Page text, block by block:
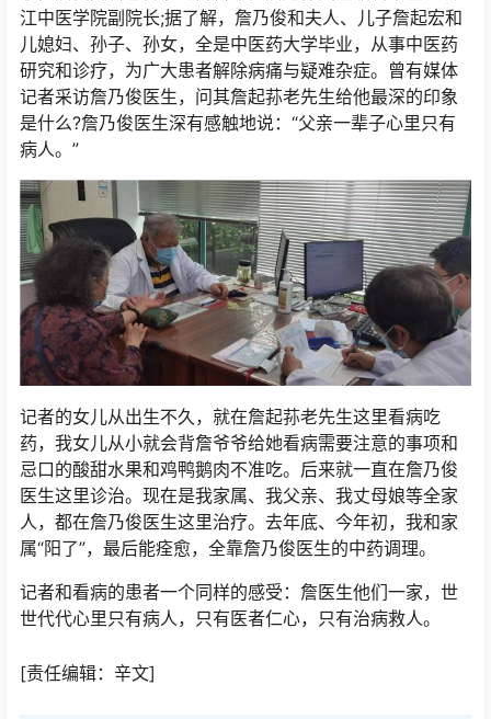
江中医学院副院长;据了解，詹乃俊和夫人、儿子詹起宏和
儿媳妇、孙子、孙女，全是中医药大学毕业，从事中医药
研究和诊疗，为广大患者解除病痛与疑难杂症。曾有媒体
记者采访詹乃俊医生，问其詹起荪老先生给他最深的印象
是什么?詹乃俊医生深有感触地说：“父亲一辈子心里只有
病人。”
记者的女儿从出生不久，就在詹起荪老先生这里看病吃
药，我女儿从小就会背詹爷爷给她看病需要注意的事项和
忌口的酸甜水果和鸡鸭鹅肉不准吃。后来就一直在詹乃俊
医生这里诊治。现在是我家属、我父亲、我丈母娘等全家
人，都在詹乃俊医生这里治疗。去年底、今年初，我和家
属“阳了”，最后能痊愈，全靠詹乃俊医生的中药调理。
记者和看病的患者一个同样的感受：詹医生他们一家，世
世代代心里只有病人，只有医者仁心，只有治病救人。
[责任编辑：辛文]